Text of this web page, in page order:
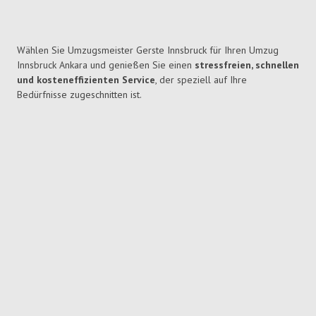
Wählen Sie Umzugsmeister Gerste Innsbruck für Ihren Umzug
Innsbruck Ankara und genießen Sie einen stressfreien, schnellen
und kosteneffizienten Service, der speziell auf Ihre
Bedürfnisse zugeschnitten ist.